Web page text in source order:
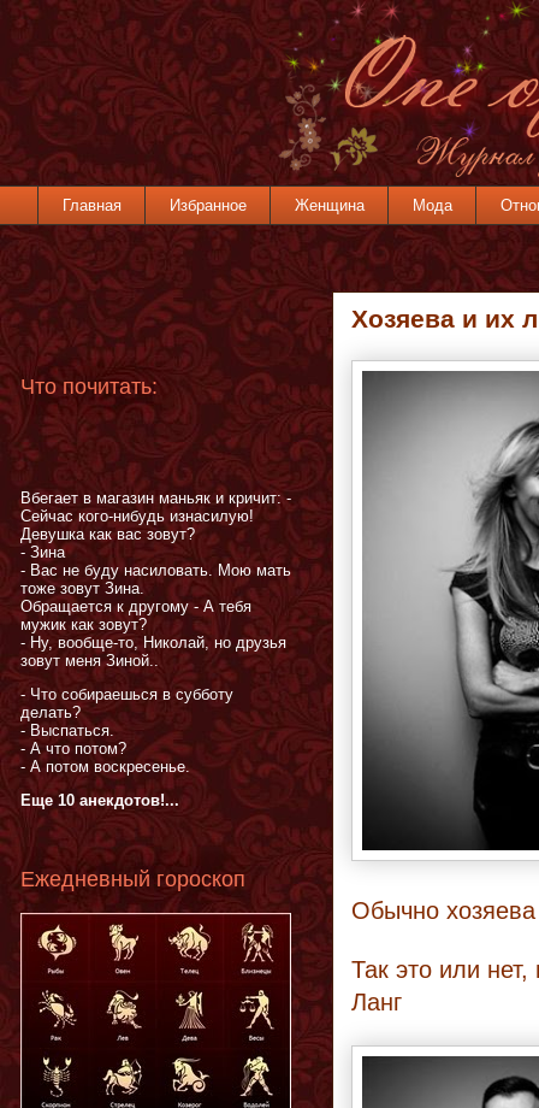
Главная Избранное Женщина Мода
Xозяева и их
Обычно
Так это или
Ланг
Что почитать:
Вбегает в магазин маньяк и кричит: -
Сейчас кого-нибудь изнасилую!
Девушка как вас зовут?
- Зина
- Вас не буду насиловать. Мою мать
тоже зовут Зина.
Обращается к другому - А тебя
мужик как зовут?
- Ну, вообще-то, Николай, но друзья
зовут меня Зиной..
- Что собираешься в субботу
делать?
- Выспаться.
- А что потом?
- А потом воскресенье.
Еще 10 анекдотов!...
Ежедневный гороскоп